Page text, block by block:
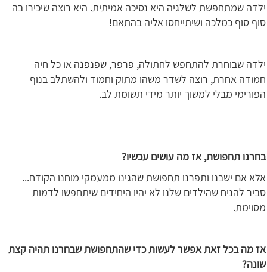
ילדה שמתחפשת לשלגיה היא נסיכה אמיתית. היא רוצה שיכירו בה
סוף סוף כמלכה ושיתייחסו אליה בהתאם!
ילדה שבוחרת להתחפש לחתולה, פרפר, שפנפנה או כל חיה
חמודה אחרת, רוצה לשדר משהו מתוק וחמוד ולהשתלב בנוף
הפורימי מבלי למשוך יותר מידי תשומת לב.
בחרנו תחפושת, אז מה עושים עכשיו?
אלא אם ישבנו ותפרנו תחפושת שהגינו ממעמקי מוחנו הקודח...
סביר להניח שהילדים שלנו לא יהיו היחידים שיתחפשו לדמות
מסוימת.
אז מה בכל זאת אפשר לעשות כדי שהתחפושת שבחרנו תהיה קצת
שונה?